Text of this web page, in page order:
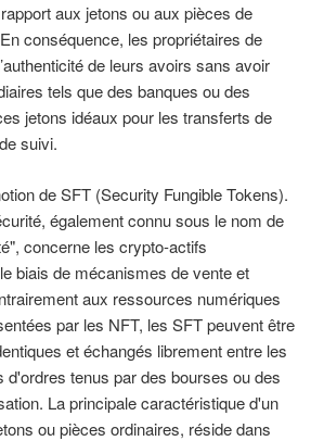
aux jetons ou aux pièces de
conséquence, les propriétaires de
de leurs avoirs sans avoir
tels que des banques ou des
jetons idéaux pour les transferts de
suivi.
de SFT (Security Fungible Tokens).
également connu sous le nom de
concerne les crypto-actifs
biais de mécanismes de vente et
aux ressources numériques
par les NFT, les SFT peuvent être
et échangés librement entre les
d'ordres tenus par des bourses ou des
La principale caractéristique d'un
ou pièces ordinaires, réside dans